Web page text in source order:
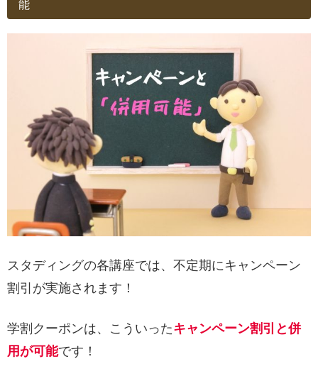
能
スタディングの各講座では、不定期にキャンペーン
割引が実施されます！
学割クーポンは、こういったキャンペーン割引と併
用が可能です！